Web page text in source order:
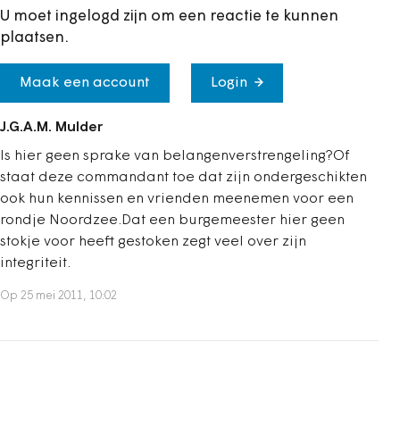
U moet ingelogd zijn om een reactie te kunnen
plaatsen.
Maak een account Login
J.G.A.M. Mulder
Is hier geen sprake van belangenverstrengeling?Of
staat deze commandant toe dat zijn ondergeschikten
ook hun kennissen en vrienden meenemen voor een
rondje Noordzee.Dat een burgemeester hier geen
stokje voor heeft gestoken zegt veel over zijn
integriteit.
Op 25 mei 2011, 10:02